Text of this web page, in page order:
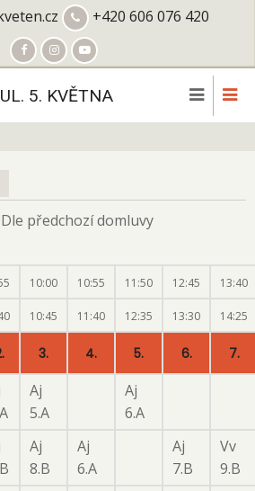
+420 606 076 420
5. KVĚTNA
Dle předchozí domluvy
10:00 10:55 11:50 12:45 13:40
10:45 11:40 12:35 13:30 14:25
3. 4. 5. 6. 7.
Aj
5.A
Aj
6.A
Aj
8.B
Aj
6.A
Aj
7.B
Vv
9.B